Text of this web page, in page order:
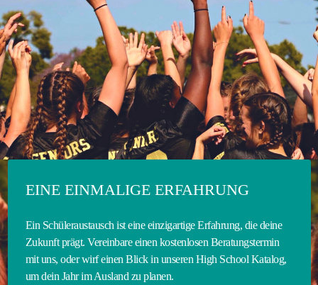
EINE EINMALIGE ERFAHRUNG
Ein Schüleraustausch ist eine einzigartige Erfahrung, die deine
Zukunft prägt. Vereinbare einen kostenlosen Beratungstermin
mit uns, oder wirf einen Blick in unseren High School Katalog,
um dein Jahr im Ausland zu planen.